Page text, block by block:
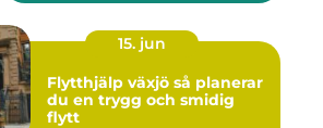
15. jun
Flytthjälp växjö så planerar
du en trygg och smidig
flytt